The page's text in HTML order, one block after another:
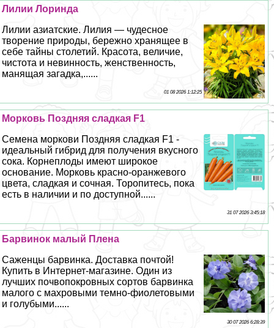
Лилии Лоринда
Лилии азиатские. Лилия — чудесное
творение природы, бережно хранящее в
себе тайны столетий. Красота, величие,
чистота и невинность, женственность,
манящая загадка,......
01 08 2026 1:12:25
Морковь Поздняя сладкая F1
Семена моркови Поздняя сладкая F1 -
идеальный гибрид для получения вкусного
сока. Корнеплоды имеют широкое
основание. Морковь красно-оранжевого
цвета, сладкая и сочная. Торопитесь, пока
есть в наличии и по доступной......
31 07 2026 3:45:18
Барвинок малый Плена
Саженцы барвинка. Доставка почтой!
Купить в Интернет-магазине. Один из
лучших почвопокровных сортов барвинка
малого с махровыми темно-фиолетовыми
и гoлyбыми......
30 07 2026 6:28:39